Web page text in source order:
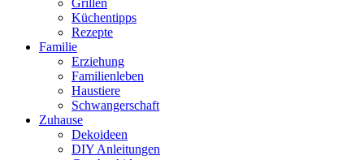
Grillen
Küchentipps
Rezepte
Familie
Erziehung
Familienleben
Haustiere
Schwangerschaft
Zuhause
Dekoideen
DIY Anleitungen